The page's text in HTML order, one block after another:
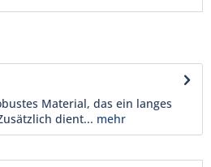
Material, das ein langes
dient... mehr